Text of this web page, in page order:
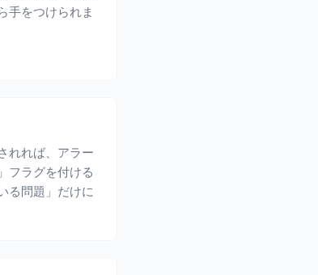
手をつけられま
れれば、アラー
フラグを付ける
る問題」だけに